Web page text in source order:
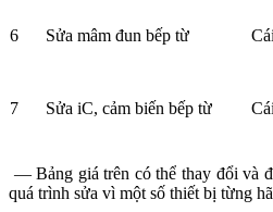
6 Sửa mâm đun bếp từ Cái
7 Sửa iC, cảm biến bếp từ Cái
— Bảng giá trên có thể thay đổi và
quá trình sửa vì một số thiết bị từng